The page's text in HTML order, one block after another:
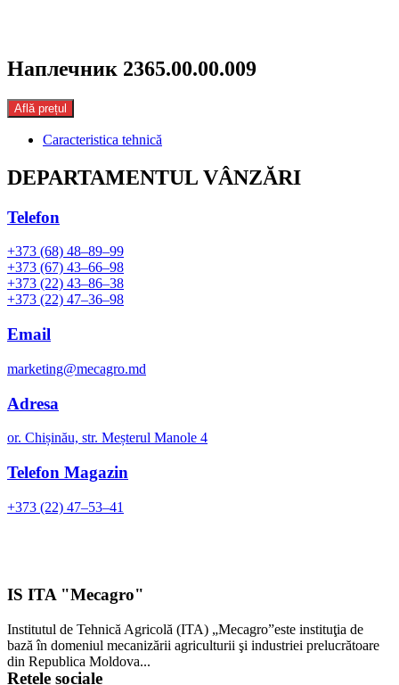
Наплечник 2365.00.00.009
Află prețul
Caracteristica tehnică
DEPARTAMENTUL VÂNZĂRI
Telefon
+373 (68) 48–89–99
+373 (67) 43–66–98
+373 (22) 43–86–38
+373 (22) 47–36–98
Email
marketing@mecagro.md
Adresa
or. Chișinău, str. Meșterul Manole 4
Telefon Magazin
+373 (22) 47–53–41
IS ITA "Mecagro"
Institutul de Tehnică Agricolă (ITA) „Mecagro”este instituţia de
bază în domeniul mecanizării agriculturii şi industriei prelucrătoare
din Republica Moldova...
Rețele sociale